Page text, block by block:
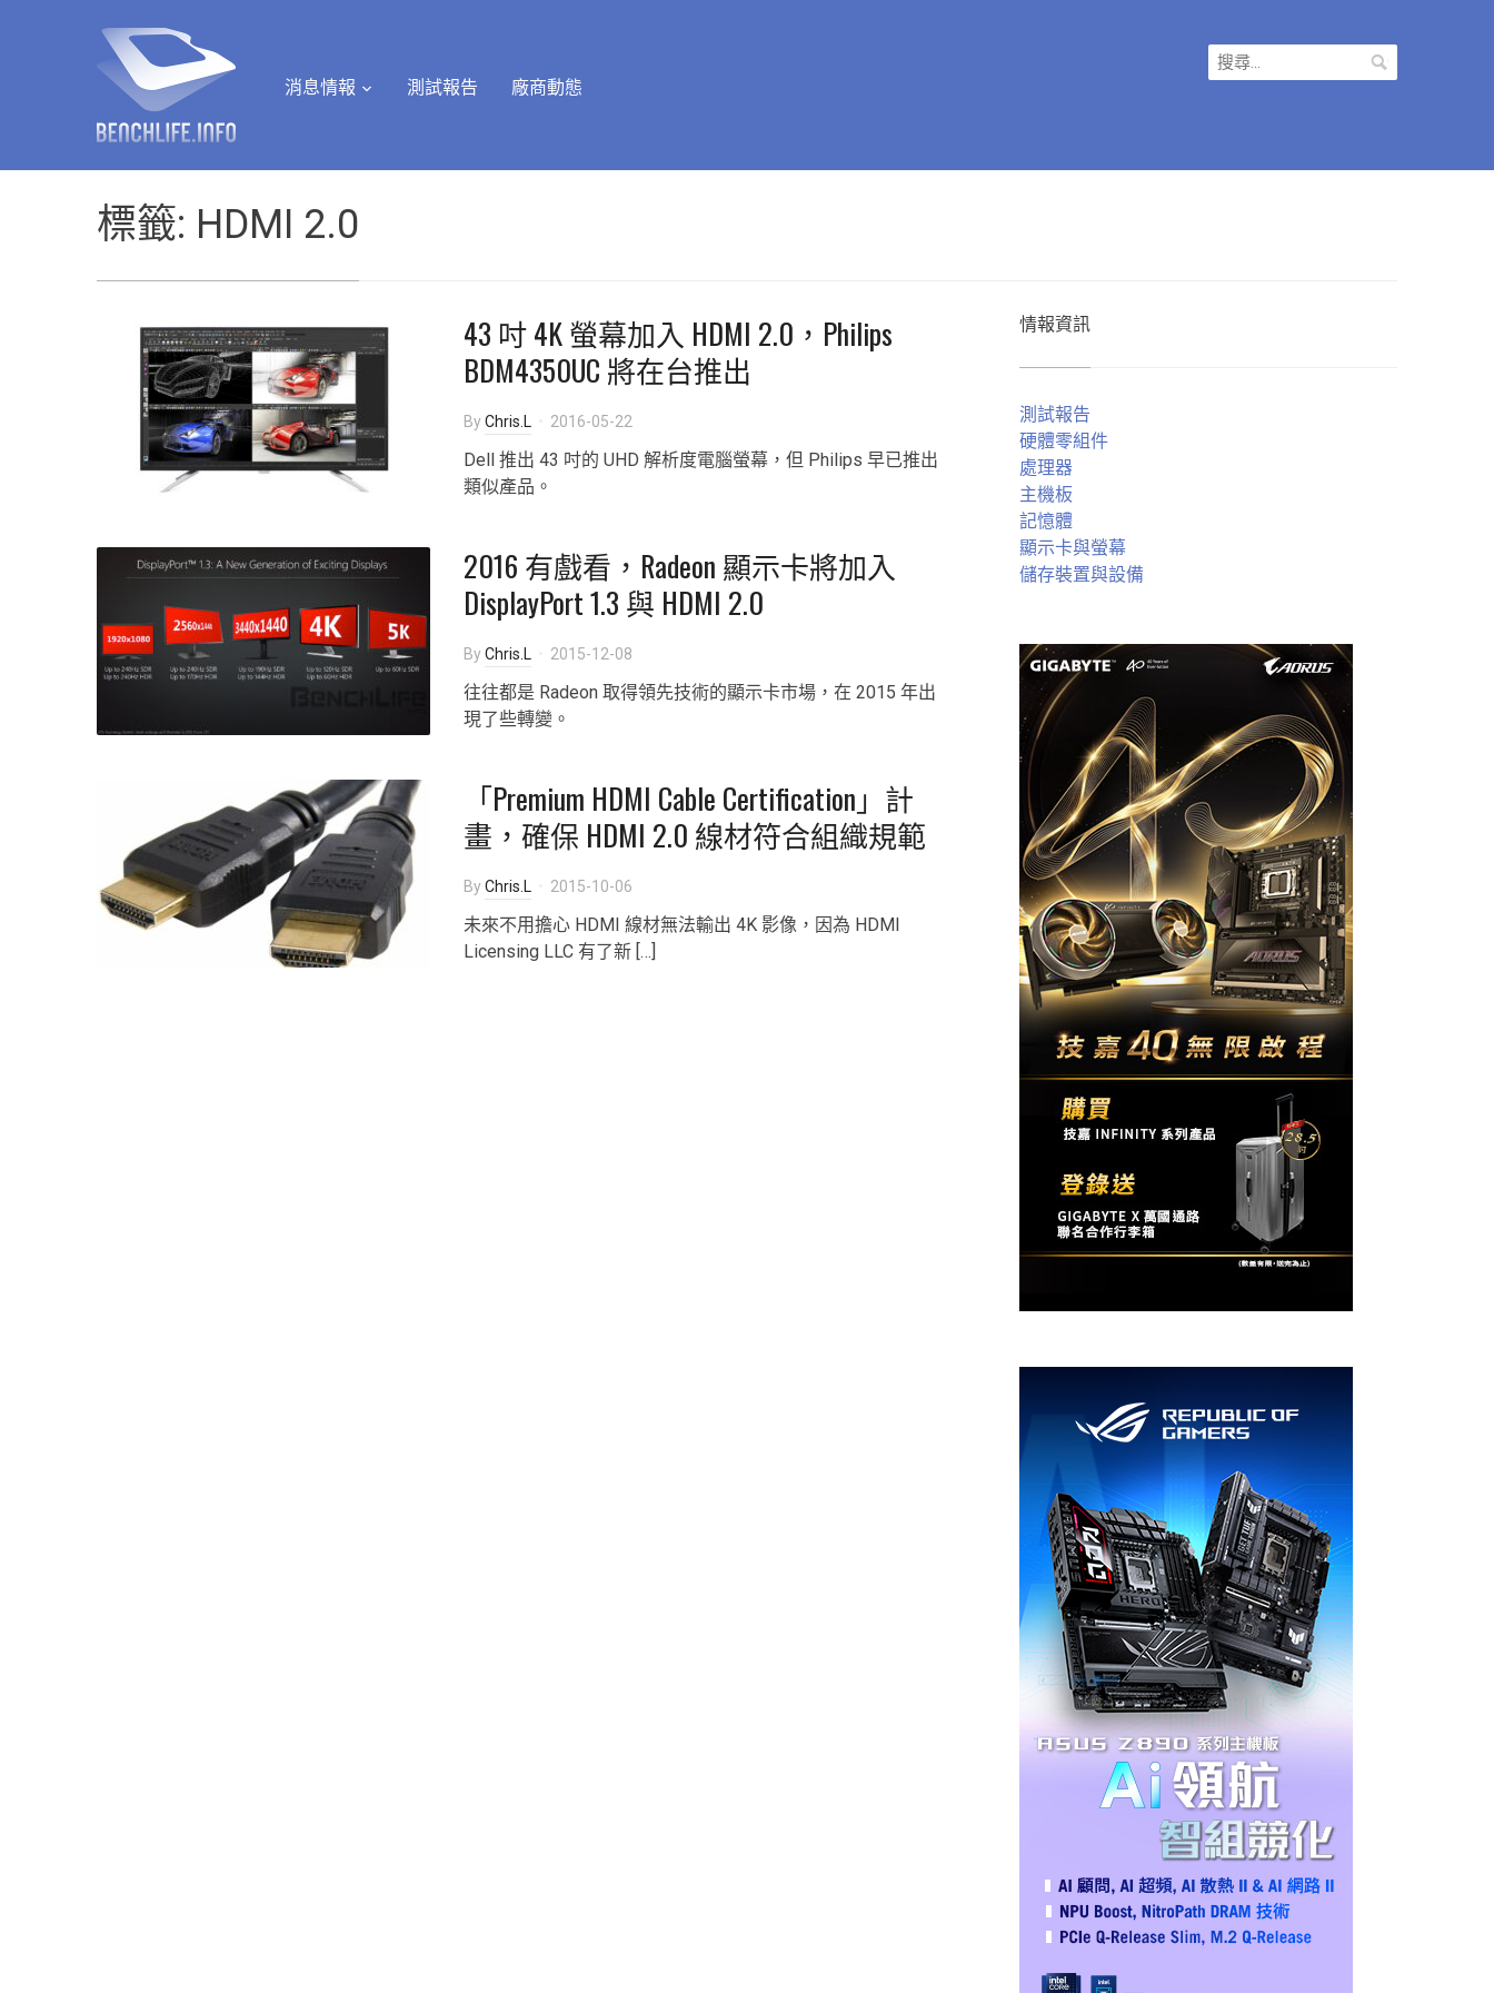
消息情報 測試報告 廠商動態
搜
尋
標籤: HDMI 2.0
43 吋 4K 螢幕加入 HDMI 2.0，Philips
BDM4350UC 將在台推出
ByChris.L 2016-05-22
Dell 推出 43 吋的 UHD 解析度電腦螢幕，但 Philips 早已推出
類似產品。
2016 有戲看，Radeon 顯示卡將加入
DisplayPort 1.3 與 HDMI 2.0
ByChris.L 2015-12-08
往往都是 Radeon 取得領先技術的顯示卡市場，在 2015 年出
現了些轉變。
「Premium HDMI Cable Certification」計
畫，確保 HDMI 2.0 線材符合組織規範
ByChris.L 2015-10-06
未來不用擔心 HDMI 線材無法輸出 4K 影像，因為 HDMI
Licensing LLC 有了新 […]
情報資訊
測試報告
硬體零組件
處理器
主機板
記憶體
顯示卡與螢幕
儲存裝置與設備